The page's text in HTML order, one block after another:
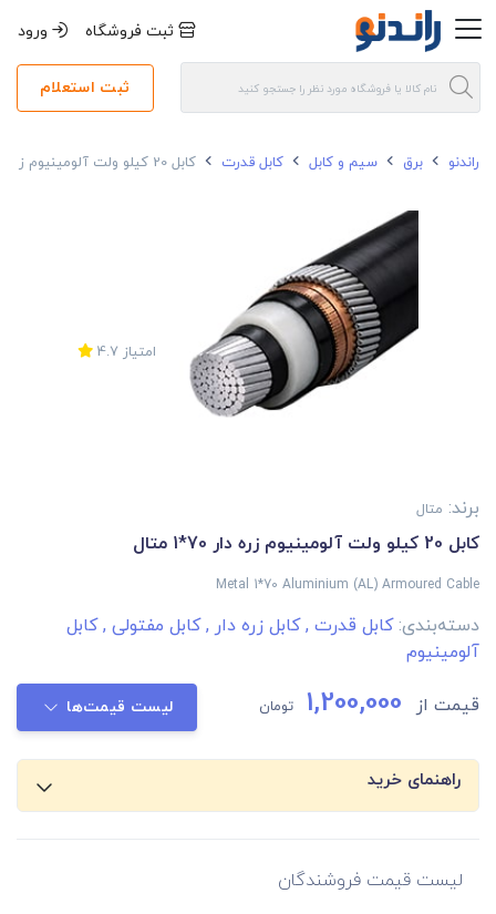
ثبت فروشگاه ورود
ثبت استعلام
راندنو برق سیم و کابل کابل قدرت کابل 20 کیلو ولت آلومینیوم زره دار 70*1 متال
امتیاز 4.7
برند: متال
کابل 20 کیلو ولت آلومینیوم زره دار 70*1 متال
Metal 1*70 Aluminium (AL) Armoured Cable
دسته‌بندی:کابل قدرت ,کابل زره دار ,کابل مفتولی ,کابل
آلومینیوم
قیمت از 1,200,000 تومان لیست قیمت‌ها
راهنمای خرید
لیست قیمت فروشندگان